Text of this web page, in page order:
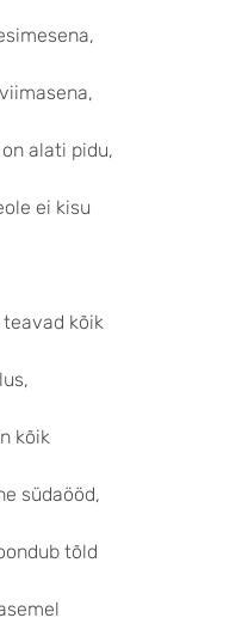
alati pidu,
ei kisu
kõik
kõik
südaööd,
tõld